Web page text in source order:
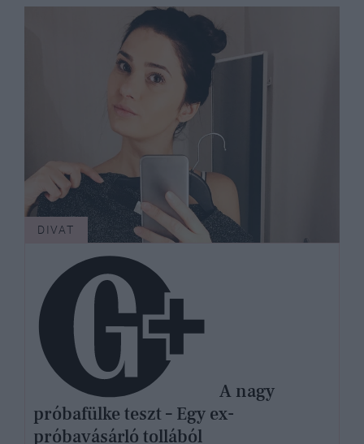
DIVAT
A nagy
próbafülke teszt – Egy ex-
próbavásárló tollából